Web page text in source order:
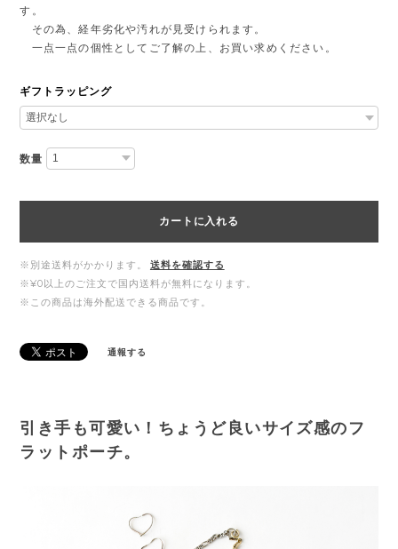
す。
その為、経年劣化や汚れが見受けられます。
一点一点の個性としてご了解の上、お買い求めください。
ギフトラッピング
数量
カートに入れる
※別途送料がかかります。
送料を確認する
※¥0以上のご注文で国内送料が無料になります。
※この商品は海外配送できる商品です。
通報する
引き手も可愛い！ちょうど良いサイズ感のフ
ラットポーチ。